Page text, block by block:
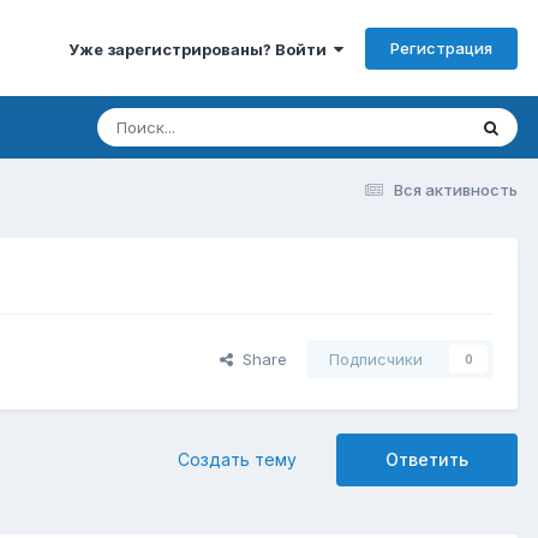
Уже зарегистрированы? Войти Регистрация
Вся активность
Share Подписчики 0
Ответить
Создать тему